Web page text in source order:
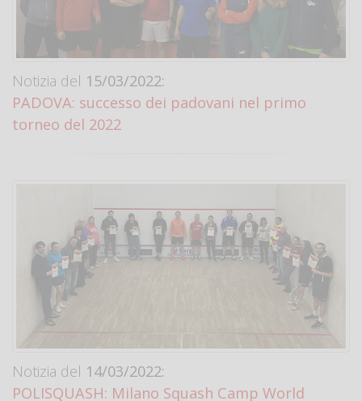
Notizia del 15/03/2022:
PADOVA: successo dei padovani nel primo
torneo del 2022
Notizia del 14/03/2022:
POLISQUASH: Milano Squash Camp World